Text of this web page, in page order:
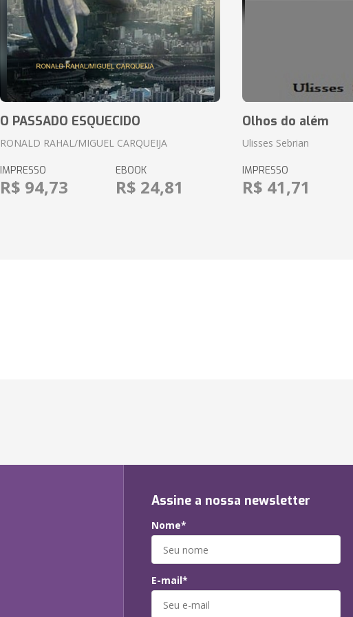
O PASSADO ESQUECIDO
RONALD RAHAL/MIGUEL CARQUEIJA
IMPRESSO
R$ 94,73
EBOOK
R$ 24,81
Olhos do além
Ulisses Sebrian
IMPRESSO
R$ 41,71
Assine a nossa newsletter
Nome*
E-mail*